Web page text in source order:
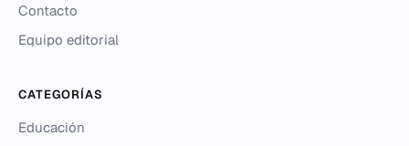
Contacto
Equipo editorial
CATEGORÍAS
Educación